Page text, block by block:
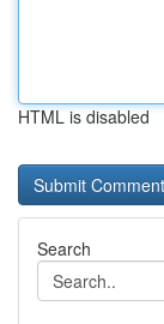
HTML is disabled
Search